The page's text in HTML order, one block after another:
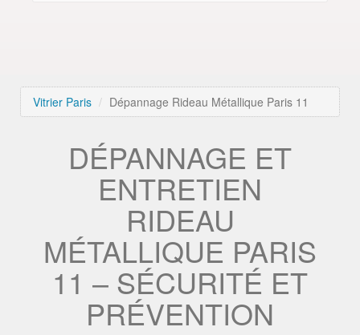
Vitrier Paris Dépannage Rideau Métallique Paris 11
DÉPANNAGE ET
ENTRETIEN
RIDEAU
MÉTALLIQUE PARIS
11 – SÉCURITÉ ET
PRÉVENTION